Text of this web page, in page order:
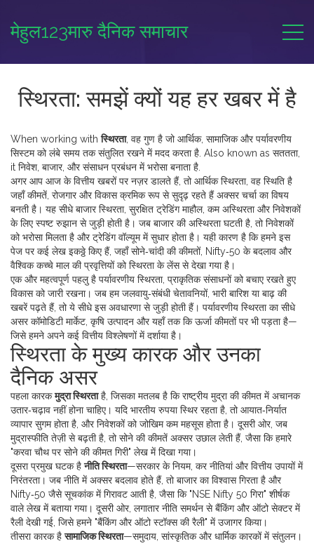
मेहुल123मारु दैनिक समाचार
स्थिरता: समझें क्यों यह हर खबर में है
When working withस्थिरता, वह गुण है जो आर्थिक, सामाजिक और पर्यावरणीय
सिस्टम को लंबे समय तक संतुलित रखने में मदद करता है . Also known as सततता,
it निवेश, बाजार, और संसाधन प्रबंधन में भरोसा बनाता है
अगर आप आज के वित्तीय खबरों पर नज़र डालते हैं, तोआर्थिक स्थिरता, वह स्थिति है
जहाँ कीमतें, रोजगार और विकास क्रमिक रूप से सुदृढ़ रहते हैंअक्सर चर्चा का विषय
बनती है। यह सीधेबाजार स्थिरता, सुरक्षित ट्रेडिंग माहौल, कम अस्थिरता और निवेशकों
के लिए स्पष्ट रुझान से जुड़ी होती है। जब बाजार की अस्थिरता घटती है, तो निवेशकों
को भरोसा मिलता है और ट्रेडिंग वॉल्यूम में सुधार होता है। यही कारण है कि हमने इस
पेज पर कई लेख इकठ्ठे किए हैं, जहाँ सोने‑चांदी की कीमतों, Nifty‑50 के बदलाव और
वैश्विक कच्चे माल की प्रवृत्तियों को स्थिरता के लेंस से देखा गया है।
एक और महत्वपूर्ण पहलु है पर्यावरणीय स्थिरता, प्राकृतिक संसाधनों को बचाए रखते हुए
विकास को जारी रखना। जब हम जलवायु‑संबंधी चेतावनियों, भारी बारिश या बाढ़ की
खबरें पढ़ते हैं, तो ये सीधे इस अवधारणा से जुड़ी होती हैं। पर्यावरणीय स्थिरता का सीधे
असर कॉमोडिटी मार्केट, कृषि उत्पादन और यहाँ तक कि ऊर्जा कीमतों पर भी पड़ता है—
जिसे हमने अपने कई वित्तीय विश्‍लेषणों में दर्शाया है।
स्थिरता के मुख्य कारक और उनका
दैनिक असर
पहला कारकमुद्रा स्थिरताहै, जिसका मतलब है कि राष्ट्रीय मुद्रा की कीमत में अचानक
उतार‑चढ़ाव नहीं होना चाहिए। यदि भारतीय रुपया स्थिर रहता है, तो आयात‑निर्यात
व्यापार सुगम होता है, और निवेशकों को जोखिम कम महसूस होता है। दूसरी ओर, जब
मुद्रास्फीति तेज़ी से बढ़ती है, तो सोने की कीमतें अक्सर उछाल लेती हैं, जैसा कि हमारे
"करवा चौथ पर सोने की कीमत गिरी" लेख में दिखा गया।
दूसरा प्रमुख घटक हैनीति स्थिरता—सरकार के नियम, कर नीतियां और वित्तीय उपायों में
निरंतरता। जब नीति में अक्सर बदलाव होते हैं, तो बाजार का विश्वास गिरता है और
Nifty‑50 जैसे सूचकांक में गिरावट आती है, जैसा कि "NSE Nifty 50 गिरा" शीर्षक
वाले लेख में बताया गया। दूसरी ओर, लगातार नीति समर्थन से बैंकिंग और ऑटो सेक्टर में
रैली देखी गई, जिसे हमने "बैंकिंग और ऑटो स्टॉक्स की रैली" में उजागर किया।
तीसरा कारक हैसामाजिक स्थिरता—समुदाय, सांस्कृतिक और धार्मिक कारकों में संतुलन।